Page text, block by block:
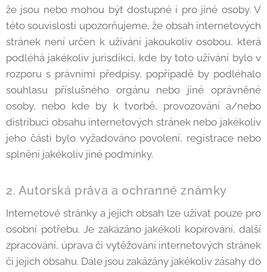
že jsou nebo mohou být dostupné i pro jiné osoby. V
této souvislosti upozorňujeme, že obsah internetových
stránek není určen k užívání jakoukoliv osobou, která
podléhá jakékoliv jurisdikci, kde by toto užívání bylo v
rozporu s právními předpisy, popřípadě by podléhalo
souhlasu příslušného orgánu nebo jiné oprávněné
osoby, nebo kde by k tvorbě, provozování a/nebo
distribuci obsahu internetových stránek nebo jakékoliv
jeho části bylo vyžadováno povolení, registrace nebo
splnění jakékoliv jiné podmínky.
2. Autorská práva a ochranné známky
Internetové stránky a jejich obsah lze užívat pouze pro
osobní potřebu. Je zakázáno jakékoli kopírování, další
zpracování, úprava či vytěžování internetových stránek
či jejich obsahu. Dále jsou zakázány jakékoliv zásahy do